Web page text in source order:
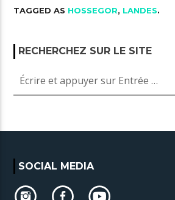
TAGGED AS HOSSEGOR, LANDES.
RECHERCHEZ SUR LE SITE
SOCIAL MEDIA